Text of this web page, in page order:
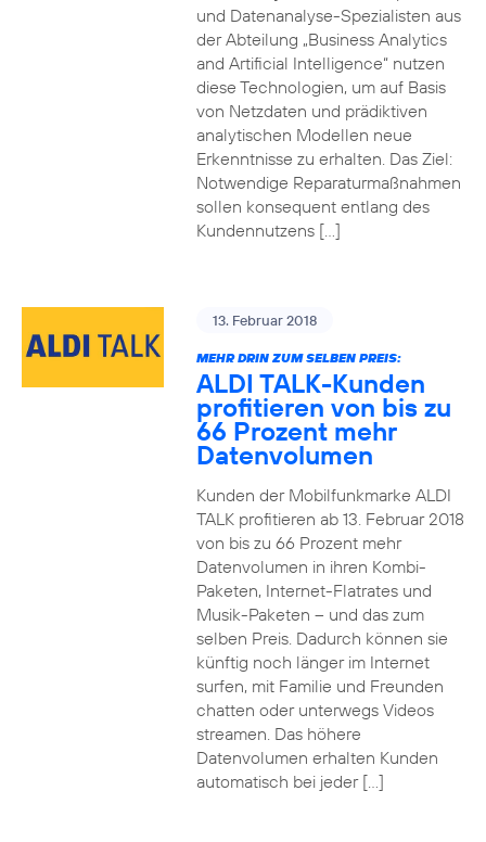
und Datenanalyse-Spezialisten aus
der Abteilung „Business Analytics
and Artificial Intelligence“ nutzen
diese Technologien, um auf Basis
von Netzdaten und prädiktiven
analytischen Modellen neue
Erkenntnisse zu erhalten. Das Ziel:
Notwendige Reparaturmaßnahmen
sollen konsequent entlang des
Kundennutzens […]
13. Februar 2018
MEHR DRIN ZUM SELBEN PREIS:
ALDI TALK-Kunden
profitieren von bis zu
66 Prozent mehr
Datenvolumen
Kunden der Mobilfunkmarke ALDI
TALK profitieren ab 13. Februar 2018
von bis zu 66 Prozent mehr
Datenvolumen in ihren Kombi-
Paketen, Internet-Flatrates und
Musik-Paketen – und das zum
selben Preis. Dadurch können sie
künftig noch länger im Internet
surfen, mit Familie und Freunden
chatten oder unterwegs Videos
streamen. Das höhere
Datenvolumen erhalten Kunden
automatisch bei jeder […]